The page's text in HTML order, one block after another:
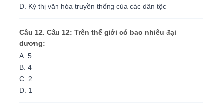
D. Kỳ thị văn hóa truyền thống của các dân tộc.
Câu 12. Câu 12: Trên thế giới có bao nhiêu đại
dương:
A. 5
B. 4
C. 2
D. 1